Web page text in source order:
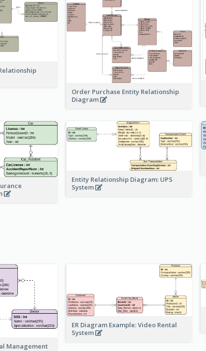
Order Purchase Entity Relationship
Diagram
Entity Relationship Diagram: UPS
System
Management
ER Diagram Example: Video Rental
System